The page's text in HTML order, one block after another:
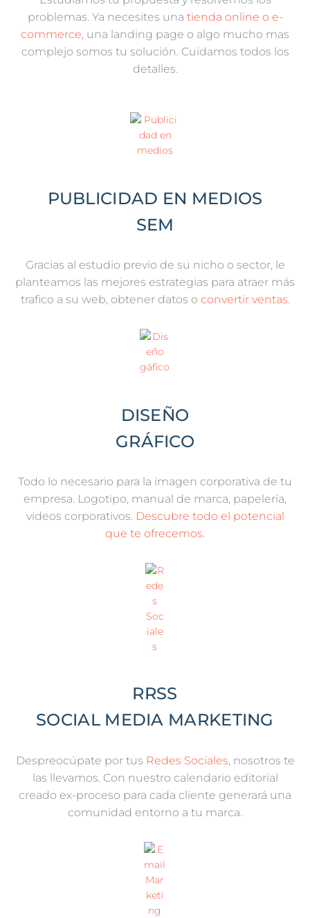
problemas. Ya necesites una tienda online o e-
commerce, una landing page o algo mucho mas
complejo somos tu solución. Cuidamos todos los
detalles.
PUBLICIDAD EN MEDIOS
SEM​
Gracias al estudio previo de su nicho o sector, le
planteamos las mejores estrategias para atraer más
trafico a su web, obtener datos o convertir ventas.
DISEÑO
GRÁFICO
Todo lo necesario para la imagen corporativa de tu
empresa. Logotipo, manual de marca, papelería,
videos corporativos. Descubre todo el potencial
que te ofrecemos.
RRSS
SOCIAL MEDIA MARKETING
Despreocúpate por tus Redes Sociales , nosotros te
las llevamos. Con nuestro calendario editorial
creado ex-proceso para cada cliente generará una
comunidad entorno a tu marca.​